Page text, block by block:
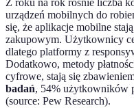
urządzeń mobilnych do
się, że aplikacje mobilne
zakupowym. Użytkownicy
dlatego platformy z
Dodatkowo, metody
cyfrowe, stają się
badań, 54% użytkowników
(source: Pew Research).